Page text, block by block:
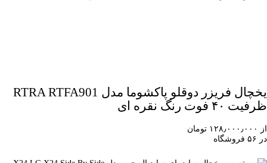
یخچال فریزر دوقلو پاکشوما مدل RTRA RTFA901
ظرفیت ۴۰ فوت رنگ نقره ای
از ۱۲۸٫۰۰۰٫۰۰۰ تومان
در ۵۶ فروشگاه